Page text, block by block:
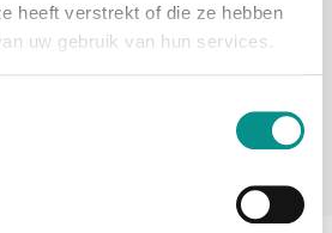
heeft verstrekt of die ze hebben
uw gebruik van hun services.
beoordelingen